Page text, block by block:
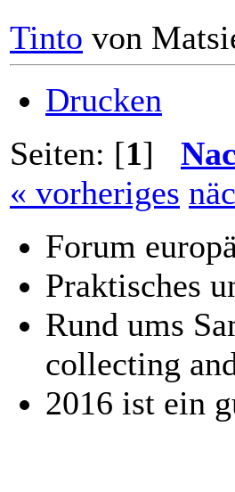
Tinto von
Drucken
Seiten: [1]
« vorheriges
Forum
Praktisches
Rund ums
collecting
2016 ist ein